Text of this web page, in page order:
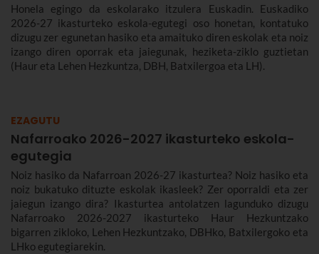
Honela egingo da eskolarako itzulera Euskadin. Euskadiko
2026-27 ikasturteko eskola-egutegi oso honetan, kontatuko
dizugu zer egunetan hasiko eta amaituko diren eskolak eta noiz
izango diren oporrak eta jaiegunak, heziketa-ziklo guztietan
(Haur eta Lehen Hezkuntza, DBH, Batxilergoa eta LH).
EZAGUTU
Nafarroako 2026-2027 ikasturteko eskola-
egutegia
Noiz hasiko da Nafarroan 2026-27 ikasturtea? Noiz hasiko eta
noiz bukatuko dituzte eskolak ikasleek? Zer oporraldi eta zer
jaiegun izango dira? Ikasturtea antolatzen lagunduko dizugu
Nafarroako 2026-2027 ikasturteko Haur Hezkuntzako
bigarren zikloko, Lehen Hezkuntzako, DBHko, Batxilergoko eta
LHko egutegiarekin.